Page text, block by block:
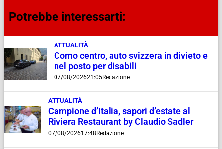
Potrebbe interessarti:
ATTUALITÀ
Como centro, auto svizzera in divieto e
nel posto per disabili
07/08/202621:05Redazione
ATTUALITÀ
Campione d’Italia, sapori d’estate al
Riviera Restaurant by Claudio Sadler
07/08/202617:48 Redazione